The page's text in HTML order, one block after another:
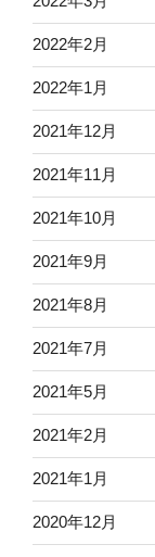
2022年2月
2022年1月
2021年12月
2021年11月
2021年10月
2021年9月
2021年8月
2021年7月
2021年5月
2021年2月
2021年1月
2020年12月